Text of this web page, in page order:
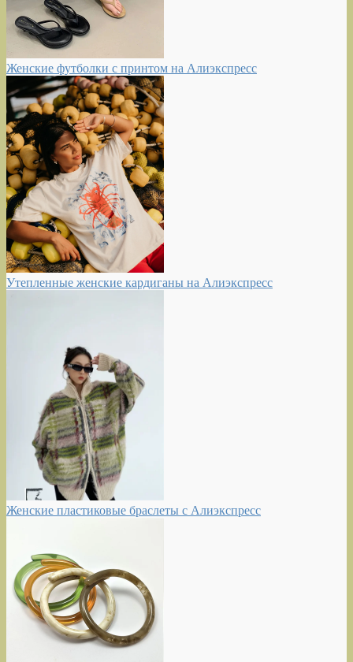
Женские футболки с принтом на Алиэкспресс
Утепленные женские кардиганы на Алиэкспресс
Женские пластиковые браслеты с Алиэкспресс